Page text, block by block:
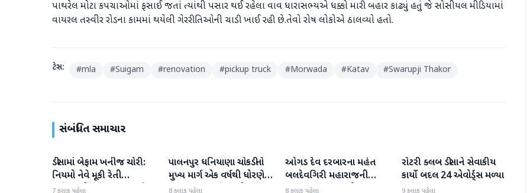
પાથરેલ મોટા કપચાઓમાં ફસાઈ જતાં ત્યાંથી પસાર થઈ રહેલા વાવ ધારાસભ્યએ ધક્કો મારી બહાર કાઢ્યું હતું જે સોસીયલ મીડિયામાં
વાયરલ તસ્વીર રોડના કામમાં થયેલી ગેરરીતિઓની ચાડી ખાઈ રહી છે.તેવો રોષ લોકોએ ઠાલવ્યો હતો.
ટેગ્સ: #mla #Suigam #renovation #pickup truck #Morwada #Katav #Swarupji Thakor
સંબંધિત સમાચાર
બનાસકાંઠા
ડીસામાં બેફામ ખનીજ ચોરી:
નિયમો નેવે મૂકી રેતી
માફિયાઓ સક્રિય, તંત્ર સામે
7 કલાક પહેલા
બનાસકાંઠા
પાલનપુર ધનિયાણા ચોકડીનો
મુખ્ય માર્ગ એક વર્ષથી ધોરણે:
ગટરલાઇન પછી રસ્તો ન
8 કલાક પહેલા
બનાસકાંઠા
ઓગડ દેવ દરબારના મહંત
બલદેવગિરી મહારાજની
અટકાયત બાદ જામીન પર
8 કલાક પહેલા
બનાસકાંઠા
રોટરી ક્લબ ડીસાને સેવાકીય
કાર્યો બદલ 24 એવોર્ડ્સ મળ્યા
9 કલાક પહેલા